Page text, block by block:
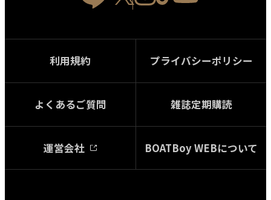
利用規約 プライバシーポリシー
よくあるご質問 雑誌定期購読
運営会社 BOATBoy WEBについて